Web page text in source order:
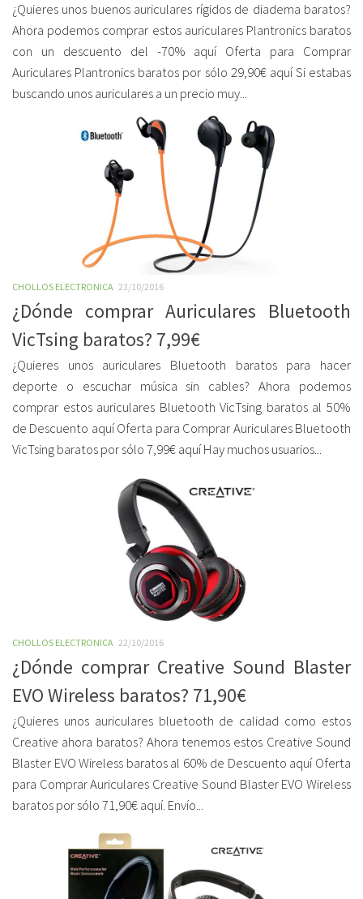
¿Quieres unos buenos auriculares rígidos de diadema baratos?
Ahora podemos comprar estos auriculares Plantronics baratos
con un descuento del -70% aquí Oferta para Comprar
Auriculares Plantronics baratos por sólo 29,90€ aquí Si estabas
buscando unos auriculares a un precio muy...
CHOLLOS ELECTRONICA 23/10/2016
¿Dónde comprar Auriculares Bluetooth
VicTsing baratos? 7,99€
¿Quieres unos auriculares Bluetooth baratos para hacer
deporte o escuchar música sin cables? Ahora podemos
comprar estos auriculares Bluetooth VicTsing baratos al 50%
de Descuento aquí Oferta para Comprar Auriculares Bluetooth
VicTsing baratos por sólo 7,99€ aquí Hay muchos usuarios...
CHOLLOS ELECTRONICA 22/10/2016
¿Dónde comprar Creative Sound Blaster
EVO Wireless baratos? 71,90€
¿Quieres unos auriculares bluetooth de calidad como estos
Creative ahora baratos? Ahora tenemos estos Creative Sound
Blaster EVO Wireless baratos al 60% de Descuento aquí Oferta
para Comprar Auriculares Creative Sound Blaster EVO Wireless
baratos por sólo 71,90€ aquí. Envío...